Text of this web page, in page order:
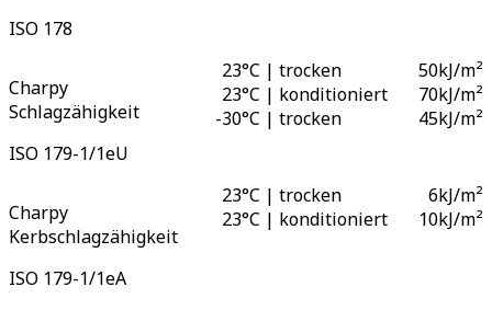
ISO 178
Charpy
Schlagzähigkeit
ISO 179-1/1eU
23°C | trocken
23°C | konditioniert
30°C | trocken
-
50kJ/m²
70kJ/m²
45kJ/m²
Charpy
Kerbschlagzähigkeit
ISO 179-1/1eA
23°C | trocken
23°C | konditioniert
6kJ/m²
10kJ/m²